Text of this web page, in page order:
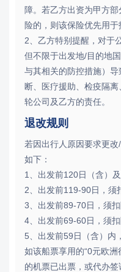
障。若乙方出资为甲方
险的，则该保险优先用于
2、乙方特别提醒，对于
但不限于出发地/目的地
与其相关的防控措施）
断、医疗援助、检疫隔
轮公司及乙方的责任。
退改规则
若因出行人原因要求更
如下：
1、出发前120日（含）
2、出发前119-90日，须
3、出发前89-70日，须
4、出发前69-60日，须
5、出发前59日（含）内
如该船票享用的“0元欧
的机票已出票，或代办